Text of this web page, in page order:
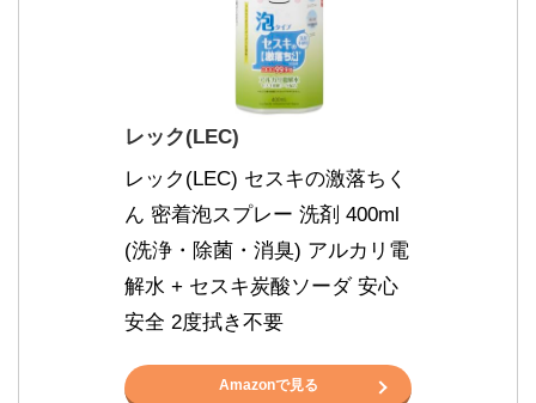
レック(LEC)
レック(LEC) セスキの激落ちく
ん 密着泡スプレー 洗剤 400ml
(洗浄・除菌・消臭) アルカリ電
解水 + セスキ炭酸ソーダ 安心
安全 2度拭き不要
Amazonで見る